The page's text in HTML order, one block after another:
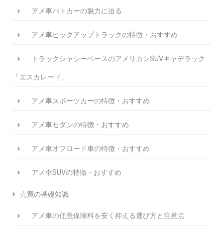
アメ車パトカーの魅力に迫る
アメ車ピックアップトラックの特徴・おすすめ
トラックシャシーベースのアメリカンSUVキャデラック
「エスカレード」
アメ車スポーツカーの特徴・おすすめ
アメ車セダンの特徴・おすすめ
アメ車オフロード車の特徴・おすすめ
アメ車SUVの特徴・おすすめ
売買の基礎知識
アメ車の任意保険料を安く抑える選び方と注意点